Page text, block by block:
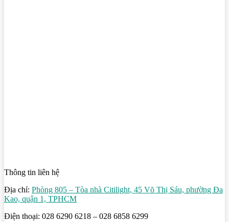
Thông tin liên hệ
Địa chỉ: Phòng 805 – Tòa nhà Citilight, 45 Võ Thị Sáu, phường Đa
Kao, quận 1, TPHCM
Điện thoại: 028 6290 6218 – 028 6858 6299